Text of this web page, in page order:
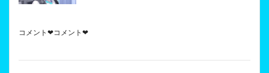
コメント❤コメント❤